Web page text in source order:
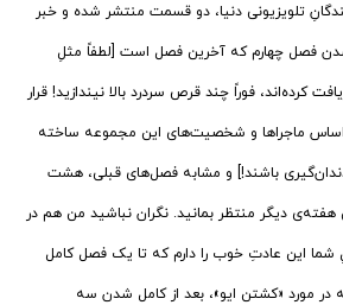
تلویزیونی دنیا، دو قسمت منتشر شده و خبر
فصل چهارم که آخرین فصل است [لطفاً مثلِ
کرده‌اند، فوراً چند قرص سردرد بالا نیندازید! قرار
ماجراها و شخصیت‌های این مجموعه ساخته
باشند!] و مشابه فصل‌های قبلی، هشت
دیگر منتظر بمانید. نگران نباشید من هم در
این عادتِ خوب را دارم که تا یک فصل کامل
در مورد «کشتن ایو»، بعد از کامل شدن سه